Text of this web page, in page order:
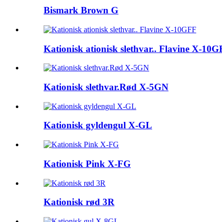
Bismark Brown G
Kationisk ationisk slethvar.. Flavine X-
Kationisk slethvar.Rød X-5GN
Kationisk gyldengul X-GL
Kationisk Pink X-FG
Kationisk rød 3R